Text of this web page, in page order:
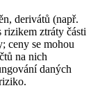
derivátů (např.
rizikem ztráty části
ceny se mohou
na nich
daných